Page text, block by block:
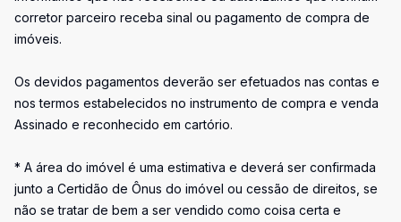
corretor parceiro receba sinal ou pagamento de compra de
imóveis.
Os devidos pagamentos deverão ser efetuados nas contas e
nos termos estabelecidos no instrumento de compra e venda
Assinado e reconhecido em cartório.
* A área do imóvel é uma estimativa e deverá ser confirmada
junto a Certidão de Ônus do imóvel ou cessão de direitos, se
não se tratar de bem a ser vendido como coisa certa e